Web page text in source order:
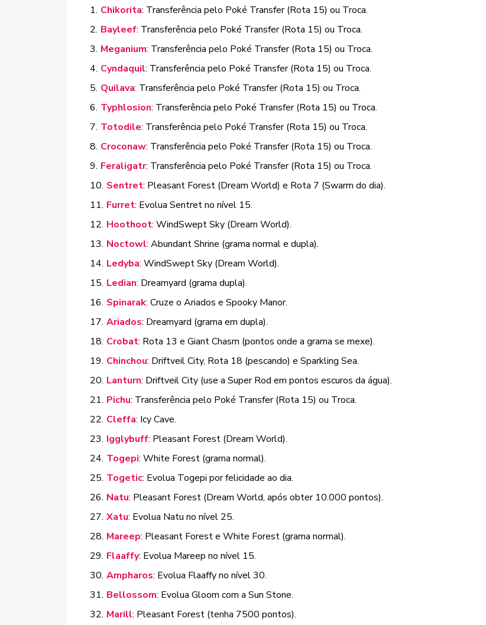
Chikorita: Transferência pelo Poké Transfer (Rota 15) ou Troca.
Bayleef: Transferência pelo Poké Transfer (Rota 15) ou Troca.
Meganium: Transferência pelo Poké Transfer (Rota 15) ou Troca.
Cyndaquil: Transferência pelo Poké Transfer (Rota 15) ou Troca.
Quilava: Transferência pelo Poké Transfer (Rota 15) ou Troca.
Typhlosion: Transferência pelo Poké Transfer (Rota 15) ou Troca.
Totodile: Transferência pelo Poké Transfer (Rota 15) ou Troca.
Croconaw: Transferência pelo Poké Transfer (Rota 15) ou Troca.
Feraligatr: Transferência pelo Poké Transfer (Rota 15) ou Troca.
Sentret: Pleasant Forest (Dream World) e Rota 7 (Swarm do dia).
Furret: Evolua Sentret no nível 15.
Hoothoot: WindSwept Sky (Dream World).
Noctowl: Abundant Shrine (grama normal e dupla).
Ledyba: WindSwept Sky (Dream World).
Ledian: Dreamyard (grama dupla).
Spinarak: Cruze o Ariados e Spooky Manor.
Ariados: Dreamyard (grama em dupla).
Crobat: Rota 13 e Giant Chasm (pontos onde a grama se mexe).
Chinchou: Driftveil City, Rota 18 (pescando) e Sparkling Sea.
Lanturn: Driftveil City (use a Super Rod em pontos escuros da água).
Pichu: Transferência pelo Poké Transfer (Rota 15) ou Troca.
Cleffa: Icy Cave.
Igglybuff: Pleasant Forest (Dream World).
Togepi: White Forest (grama normal).
Togetic: Evolua Togepi por felicidade ao dia.
Natu: Pleasant Forest (Dream World, após obter 10.000 pontos).
Xatu: Evolua Natu no nível 25.
Mareep: Pleasant Forest e White Forest (grama normal).
Flaaffy: Evolua Mareep no nível 15.
Ampharos: Evolua Flaaffy no nível 30.
Bellossom: Evolua Gloom com a Sun Stone.
Marill: Pleasant Forest (tenha 7500 pontos).